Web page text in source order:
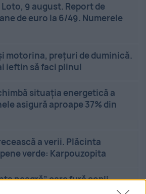
9 august. Report de
de euro la 6/49. Numerele
motorina, prețuri de duminică.
ieftin să faci plinul
situația energetică a
asigură aproape 37% din
a verii. Plăcinta
verde: Karpouzopita
neagră” care fură copii.
cu bâte, topoare și pietre